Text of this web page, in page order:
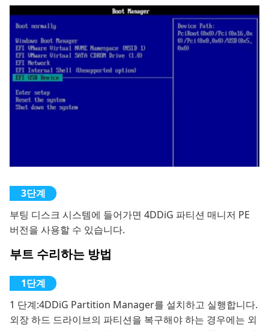
부팅 디스크 시스템에 들어가면 4DDiG 파티션 매니저 PE
버전을 사용할 수 있습니다.
부트 수리하는 방법
1 단계:4DDiG Partition Manager를 설치하고 실행합니다.
외장 하드 드라이브의 파티션을 복구해야 하는 경우에는 외